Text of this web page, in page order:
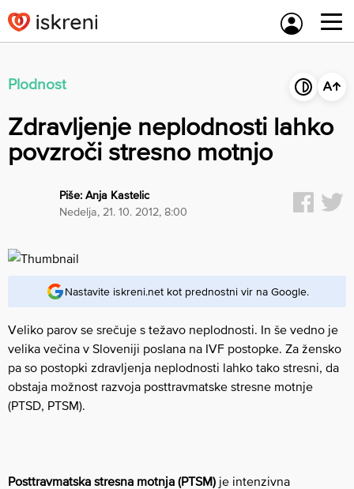
to
content
Plodnost
Zdravljenje neplodnosti lahko
povzroči stresno motnjo
Piše:Anja Kastelic
nedelja, 21. 10. 2012, 8:00
Nastavite iskreni.net kot prednostni vir na Google.
Veliko parov se srečuje s težavo neplodnosti. In še vedno je
velika večina v Sloveniji poslana na IVF postopke. Za žensko
pa so postopki zdravljenja neplodnosti lahko tako stresni, da
obstaja možnost razvoja posttravmatske stresne motnje
(PTSD, PTSM).
Posttravmatska stresna motnja (PTSM) je intenzivna